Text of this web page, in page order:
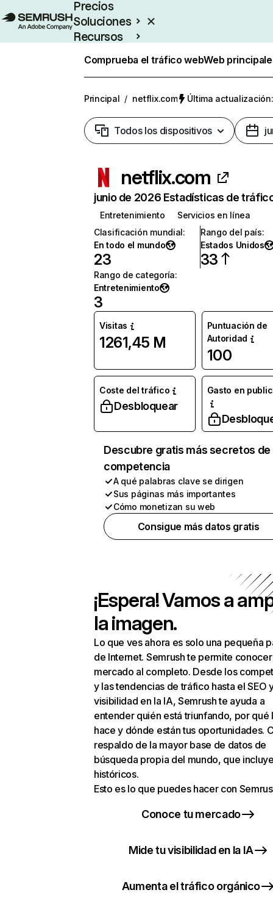
Precios
Soluciones
Recursos
Comprueba el tráfico webWeb
Principal / netflix.com Última
Todos los dispositivos
netflix.com
junio de 2026 Estadísticas de
Entretenimiento
Servicios en línea
Clasificación mundial:
En todo el mundo
23
Rango del país:
Estados Unidos
33
Rango de categoría:
Entretenimiento
3
Visitas
1261,45 M
Puntuación de
Autoridad
100
Coste del tráfico
Desbloquear
Gasto en
Descubre gratis más secretos de
competencia
A qué palabras clave se dirigen
Sus páginas más importantes
Cómo monetizan su web
Consigue más datos gratis
¡Espera! Vamos a
la imagen.
Lo que ves ahora es solo una pequeña
de Internet. Semrush te permite
mercado al completo. Desde los
y las tendencias de tráfico hasta el SEO
visibilidad en la IA, Semrush te ayuda a
entender quién está triunfando, por qué
hace y dónde están tus oportunidades.
respaldo de la mayor base de datos de
búsqueda propia del mundo, que
históricos.
Esto es lo que puedes hacer con
Conoce tu mercado
Mide tu visibilidad en la IA
Aumenta el tráfico orgánico